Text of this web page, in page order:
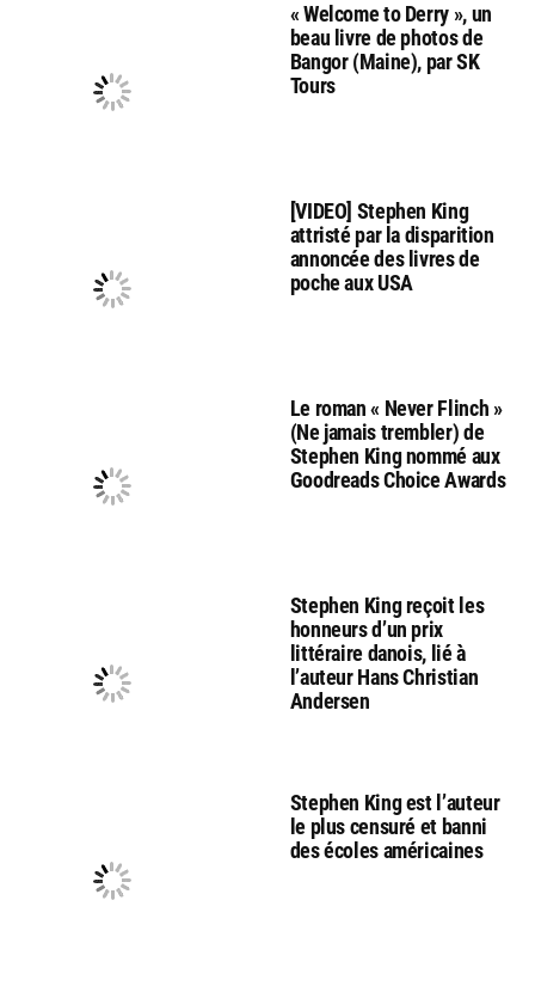
« Welcome to Derry », un
beau livre de photos de
Bangor (Maine), par SK
Tours
[VIDEO] Stephen King
attristé par la disparition
annoncée des livres de
poche aux USA
Le roman « Never Flinch »
(Ne jamais trembler) de
Stephen King nommé aux
Goodreads Choice Awards
Stephen King reçoit les
honneurs d’un prix
littéraire danois, lié à
l’auteur Hans Christian
Andersen
Stephen King est l’auteur
le plus censuré et banni
des écoles américaines